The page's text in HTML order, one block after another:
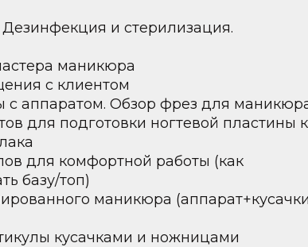
и стерилизация.
маникюра
с клиентом
с аппаратом. Обзор фрез для
для подготовки ногтевой пластины к
для комфортной работы (как
базу/топ)
маникюра
кусачками и ножницами